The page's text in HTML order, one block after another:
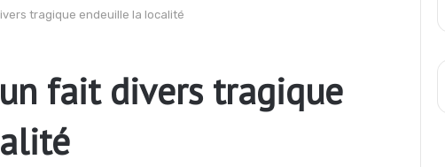
tragique endeuille la localité
fait divers tragique